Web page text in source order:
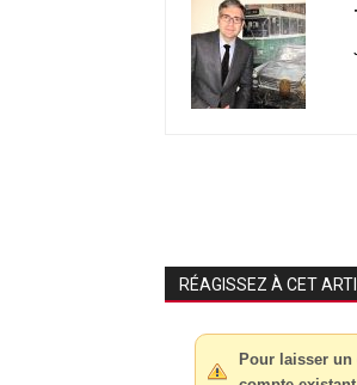
RÉAGISSEZ À CET
Pour laisser